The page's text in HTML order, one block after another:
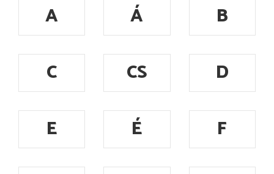
A Á
B
C
CS
D
E
É
F